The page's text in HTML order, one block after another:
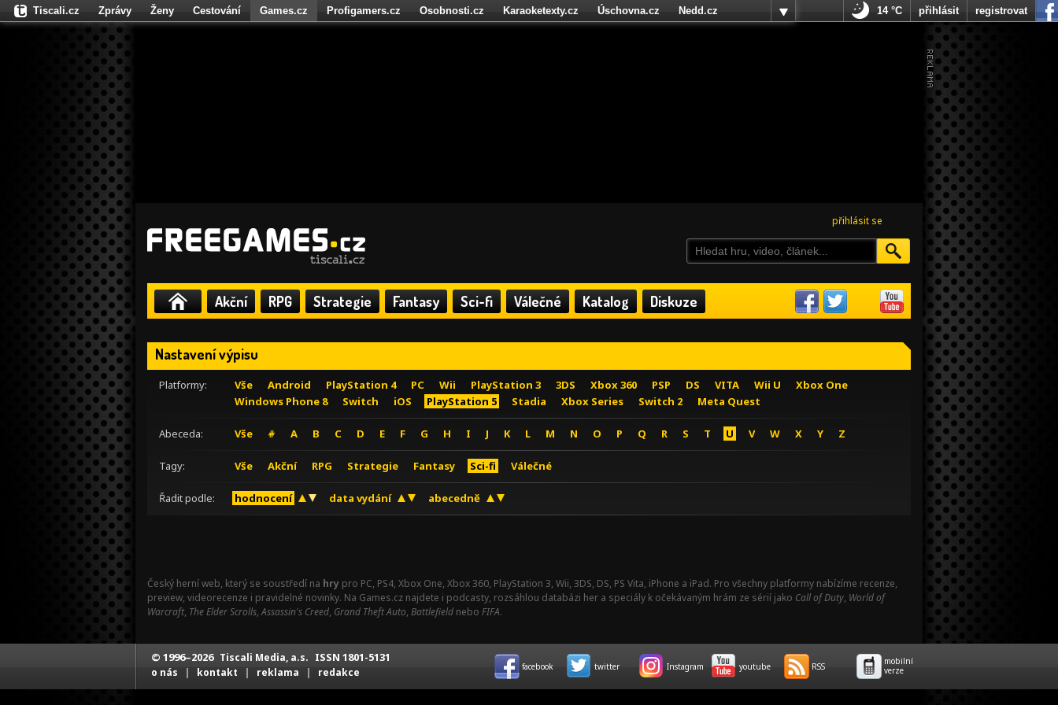
přihlásit se
Akční RPG Strategie Fantasy Sci-fi Válečné Katalog Diskuze
Nastavení výpisu
Platformy: Vše Android PlayStation 4 PC Wii PlayStation 3 3DS Xbox 360 PSP DS VITA Wii U
Xbox One
Windows Phone 8
Switch iOS PlayStation 5 Stadia Xbox Series Switch 2 Meta Quest
Abeceda: Vše # A B C D E F G H I J K L M N O P Q R S T U V W X Y Z
Tagy: Vše Akční RPG Strategie Fantasy Sci-fi Válečné
Řadit podle: hodnocení data vydání abecedně
Český herní web, který se soustředí na hry pro PC, PS4, Xbox One, Xbox 360, PlayStation 3, Wii, 3DS, DS, PS Vita, iPhone a iPad. Pro všechny platformy nabízíme recenze,
preview, videorecenze i pravidelné novinky. Na Games.cz najdete i podcasty, rozsáhlou databázi her a speciály k očekávaným hrám ze sérií jako Call of Duty, World of
Warcraft, The Elder Scrolls,Assassin's Creed, Grand Theft Auto, Battlefield nebo FIFA.
Tiscali.cz Zprávy Ženy Cestování Games.cz Profigamers.cz Osobnosti.cz Karaoketexty.cz Úschovna.cz
Nedd.cz
Fights.cz
14 °C přihlásit registrovat
© 1996–2026 Tiscali Media, a.s. ISSN 1801-5131
o nás | kontakt | reklama | redakce facebook twitter Instagram youtube RSS
mobilní
verze